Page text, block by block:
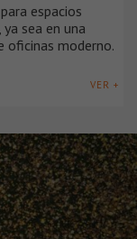
espacios
sea en una
oficinas moderno.
VER +